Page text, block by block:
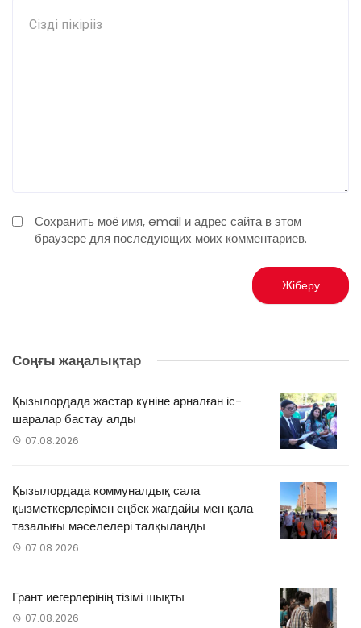
Сохранить моё имя, email и адрес сайта в этом
браузере для последующих моих комментариев.
Соңғы жаңалықтар
Қызылордада жастар күніне арналған іс-
шаралар бастау алды
07.08.2026
Қызылордада коммуналдық сала
қызметкерлерімен еңбек жағдайы мен қала
тазалығы мәселелері талқыланды
07.08.2026
Грант иегерлерінің тізімі шықты
07.08.2026